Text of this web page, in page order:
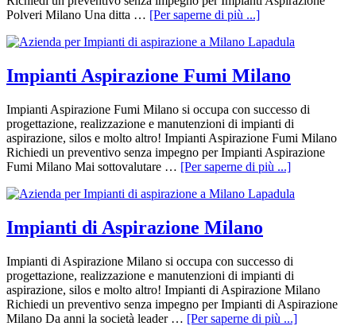
Polveri Milano Una ditta … [Per saperne di più ...]
Impianti Aspirazione Fumi Milano
Impianti Aspirazione Fumi Milano si occupa con successo di
progettazione, realizzazione e manutenzioni di impianti di
aspirazione, silos e molto altro! Impianti Aspirazione Fumi Milano
Richiedi un preventivo senza impegno per Impianti Aspirazione
Fumi Milano Mai sottovalutare … [Per saperne di più ...]
Impianti di Aspirazione Milano
Impianti di Aspirazione Milano si occupa con successo di
progettazione, realizzazione e manutenzioni di impianti di
aspirazione, silos e molto altro! Impianti di Aspirazione Milano
Richiedi un preventivo senza impegno per Impianti di Aspirazione
Milano Da anni la società leader … [Per saperne di più ...]